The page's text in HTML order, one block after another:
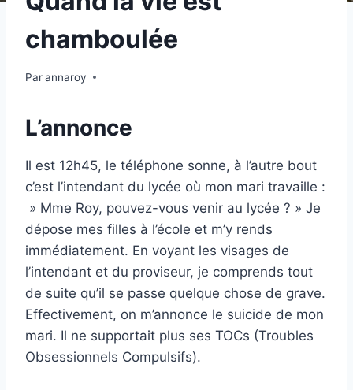
chamboulée
Parannaroy
L’annonce
Il est 12h45, le téléphone sonne, à l’autre bout
c’est l’intendant du lycée où mon mari travaille :
» Mme Roy, pouvez-vous venir au lycée ? » Je
dépose mes filles à l’école et m’y rends
immédiatement. En voyant les visages de
l’intendant et du proviseur, je comprends tout
de suite qu’il se passe quelque chose de grave.
Effectivement, on m’annonce le suicide de mon
mari. Il ne supportait plus ses TOCs (Troubles
Obsessionnels Compulsifs).